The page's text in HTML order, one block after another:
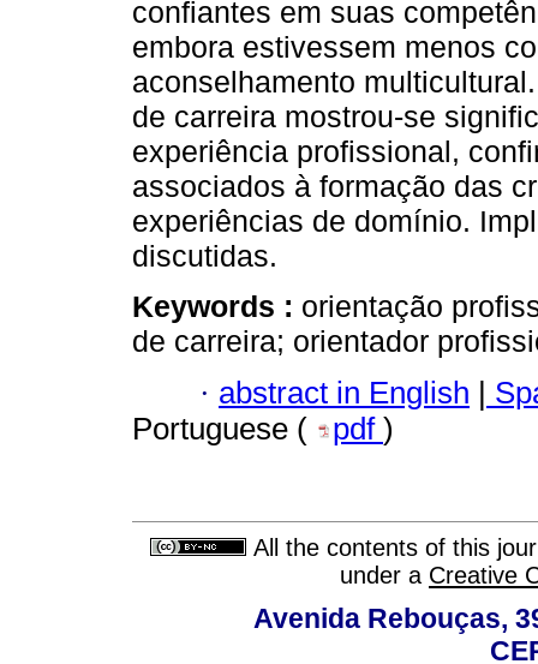
confiantes em suas
embora estivessem menos
aconselhamento
de carreira mostrou-se
experiência profissional,
associados à formação das
experiências de domínio.
discutidas.
Keywords : orientação
de carreira; orientador
· abstract in English |
Portuguese (
pdf )
All the contents of this
under a Creative
Avenida Rebouças,